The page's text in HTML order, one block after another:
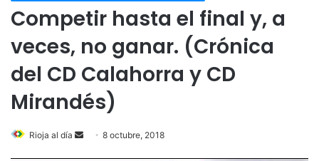
Competir hasta el final y, a
veces, no ganar. (Crónica
del CD Calahorra y CD
Mirandés)
Rioja al día 8 octubre, 2018